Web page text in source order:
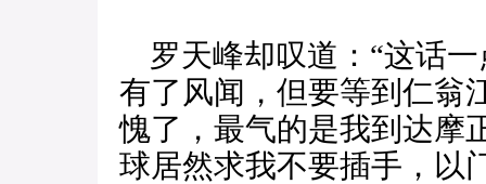
罗天峰却叹道：“这话
有了风闻，但要等到仁翁
愧了，最气的是我到达摩
球居然求我不要插手，以